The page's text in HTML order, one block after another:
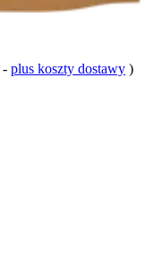
- plus koszty dostawy )